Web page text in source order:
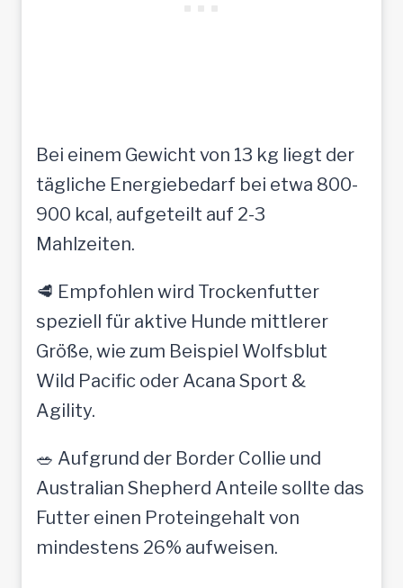
Bei einem Gewicht von 13 kg liegt der
tägliche Energiebedarf bei etwa 800-
900 kcal, aufgeteilt auf 2-3
Mahlzeiten.
🥩 Empfohlen wird Trockenfutter
speziell für aktive Hunde mittlerer
Größe, wie zum Beispiel Wolfsblut
Wild Pacific oder Acana Sport &
Agility.
🥗 Aufgrund der Border Collie und
Australian Shepherd Anteile sollte das
Futter einen Proteingehalt von
mindestens 26% aufweisen.